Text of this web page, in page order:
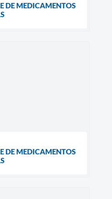
DE MEDICAMENTOS
DE MEDICAMENTOS